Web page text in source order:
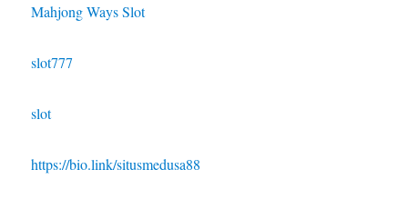
Mahjong Ways Slot
slot777
slot
https://bio.link/situsmedusa88